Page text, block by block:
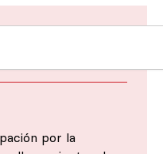
por la